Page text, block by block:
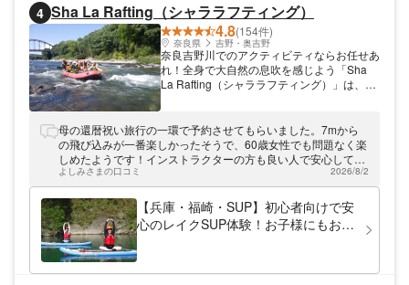
4 Sha La Rafting（シャララフティング）
4.8(154件)
奈良県 吉野・奥吉野
奈良吉野川でのアクティビティならお任せあ
れ！全身で大自然の息吹を感じよう「Sha
La Rafting（シャララフティング）」は、大
催。緩急の流れが楽しめる奈良吉野川は、初
めての方はもちろん、お子さまから大人まで
楽しめますよ。経験豊富で個性豊かなガイド
達が同乗するので、初めての方でも安心して
ご参加くださいね！
母の還暦祝い旅行の一環で予約させてもらいました。7mから
の飛び込みが一番楽しかったそうで、60歳女性でも問題なく楽
しめたようです！インストラクターの方も良い人で安心して楽
しめました！ありがとうございました！！
よしみさまの口コミ 2026/8/2
【兵庫・福崎・SUP】初心者向けで安
心のレイクSUP体験！お子様にもおす